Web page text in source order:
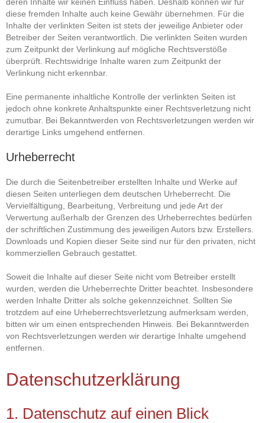
diese fremden Inhalte auch keine Gewähr übernehmen. Für die
Inhalte der verlinkten Seiten ist stets der jeweilige Anbieter oder
Betreiber der Seiten verantwortlich. Die verlinkten Seiten wurden
zum Zeitpunkt der Verlinkung auf mögliche Rechtsverstöße
überprüft. Rechtswidrige Inhalte waren zum Zeitpunkt der
Verlinkung nicht erkennbar.
Eine permanente inhaltliche Kontrolle der verlinkten Seiten ist
jedoch ohne konkrete Anhaltspunkte einer Rechtsverletzung nicht
zumutbar. Bei Bekanntwerden von Rechtsverletzungen werden wir
derartige Links umgehend entfernen.
Urheberrecht
Die durch die Seitenbetreiber erstellten Inhalte und Werke auf
diesen Seiten unterliegen dem deutschen Urheberrecht. Die
Vervielfältigung, Bearbeitung, Verbreitung und jede Art der
Verwertung außerhalb der Grenzen des Urheberrechtes bedürfen
der schriftlichen Zustimmung des jeweiligen Autors bzw. Erstellers.
Downloads und Kopien dieser Seite sind nur für den privaten, nicht
kommerziellen Gebrauch gestattet.
Soweit die Inhalte auf dieser Seite nicht vom Betreiber erstellt
wurden, werden die Urheberrechte Dritter beachtet. Insbesondere
werden Inhalte Dritter als solche gekennzeichnet. Sollten Sie
trotzdem auf eine Urheberrechtsverletzung aufmerksam werden,
bitten wir um einen entsprechenden Hinweis. Bei Bekanntwerden
von Rechtsverletzungen werden wir derartige Inhalte umgehend
entfernen.
Datenschutzerklärung
1. Datenschutz auf einen Blick